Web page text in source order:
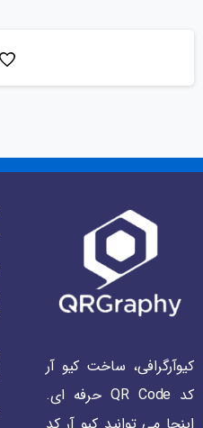
کیوآرگرافی، ساخت کیو آر
کد QR Code حرفه ای.